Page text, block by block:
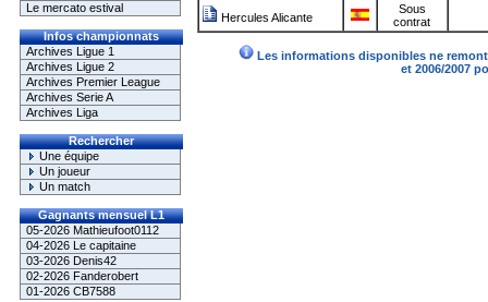
Le mercato estival
Infos championnats
Archives Ligue 1
Archives Ligue 2
Archives Premier League
Archives Serie A
Archives Liga
Rechercher
Une équipe
Un joueur
Un match
Gagnants mensuel L1
05-2026 Mathieufoot0112
04-2026 Le capitaine
03-2026 Denis42
02-2026 Fanderobert
01-2026 CB7588
Hercules Alicante
Sous
contrat
Les informations disponibles ne
et 2006/2007